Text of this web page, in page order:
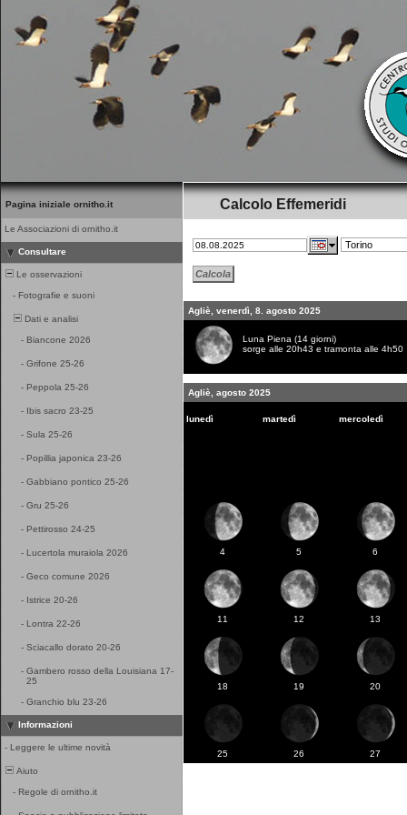
Pagina iniziale ornitho.it
Le Associazioni di ornitho.it
Consultare
Le osservazioni
- Fotografie e suoni
Dati e analisi
- Biancone 2026
- Grifone 25-26
- Peppola 25-26
- Ibis sacro 23-25
- Sula 25-26
- Popillia japonica 23-26
- Gabbiano pontico 25-26
- Gru 25-26
- Pettirosso 24-25
- Lucertola muraiola 2026
- Geco comune 2026
- Istrice 20-26
- Lontra 22-26
- Sciacallo dorato 20-26
- Gambero rosso della Louisiana 17-
25
- Granchio blu 23-26
Informazioni
- Leggere le ultime novità
Aiuto
- Regole di ornitho.it
Calcolo Effemeridi
Agliè, venerdì, 8. agosto 2025
Luna Piena (14 giorni)
sorge alle 20h43 e tramonta alle 4h50
Agliè, agosto 2025
lunedì martedì mercoledì
4 5 6
11 12 13
18 19 20
25 26 27